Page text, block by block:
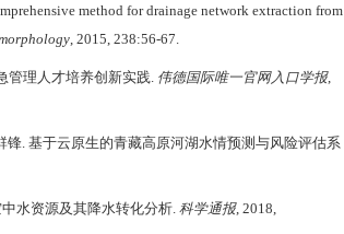
method for drainage network extraction from
, 2015, 238:56-67.
管理人才培养创新实践 伟德国际唯一官网入口学报,
锋. 基于云原生的青藏高原河湖水情预测与风险评估系
中水资源及其降水转化分析. 科学通报, 2018,